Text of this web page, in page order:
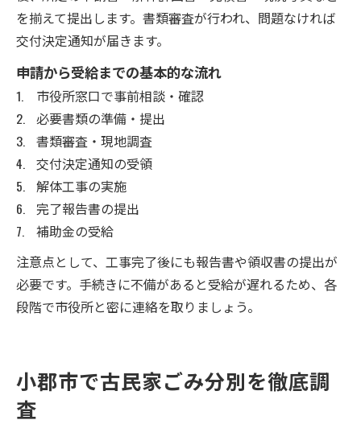
を揃えて提出します。書類審査が行われ、問題なければ
交付決定通知が届きます。
申請から受給までの基本的な流れ
市役所窓口で事前相談・確認
必要書類の準備・提出
書類審査・現地調査
交付決定通知の受領
解体工事の実施
完了報告書の提出
補助金の受給
注意点として、工事完了後にも報告書や領収書の提出が
必要です。手続きに不備があると受給が遅れるため、各
段階で市役所と密に連絡を取りましょう。
小郡市で古民家ごみ分別を徹底調
査